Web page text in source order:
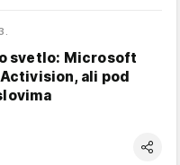
svetlo: Microsoft
ali pod